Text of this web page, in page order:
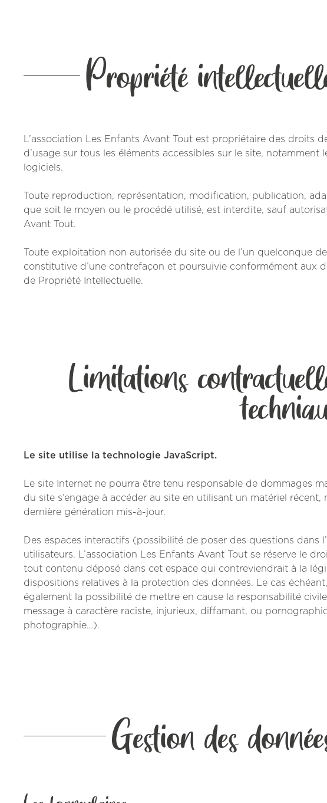
Propriété
L’association Les Enfants Avant Tout est propriétaire des droits
d’usage sur tous les éléments accessibles sur le site,
logiciels.
Toute reproduction, représentation, modification, publication,
que soit le moyen ou le procédé utilisé, est interdite, sauf
Avant Tout.
Toute exploitation non autorisée du site ou de l’un quelconque
constitutive d’une contrefaçon et poursuivie conformément aux
de Propriété Intellectuelle.
Limitations
Le site utilise la technologie JavaScript.
Le site Internet ne pourra être tenu responsable de dommages
du site s’engage à accéder au site en utilisant un matériel
dernière génération mis-à-jour.
Des espaces interactifs (possibilité de poser des questions dans
utilisateurs. L’association Les Enfants Avant Tout se réserve le
tout contenu déposé dans cet espace qui contreviendrait à la
dispositions relatives à la protection des données. Le cas
également la possibilité de mettre en cause la responsabilité
message à caractère raciste, injurieux, diffamant, ou
photographie…).
Gestion des